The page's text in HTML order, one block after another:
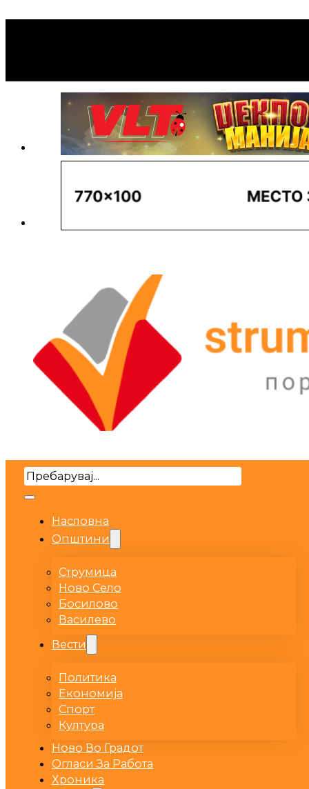
Search
Насловна
Општини
Струмица
Ново Село
Босилово
Василево
Вести
Политика
Економија
Спорт
Култура
Ново Во Градот
Огласи За Работа
Хроника